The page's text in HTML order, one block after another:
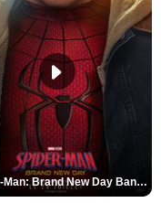
Spider-Man: Brand New Day Bande-annonce VO STFR